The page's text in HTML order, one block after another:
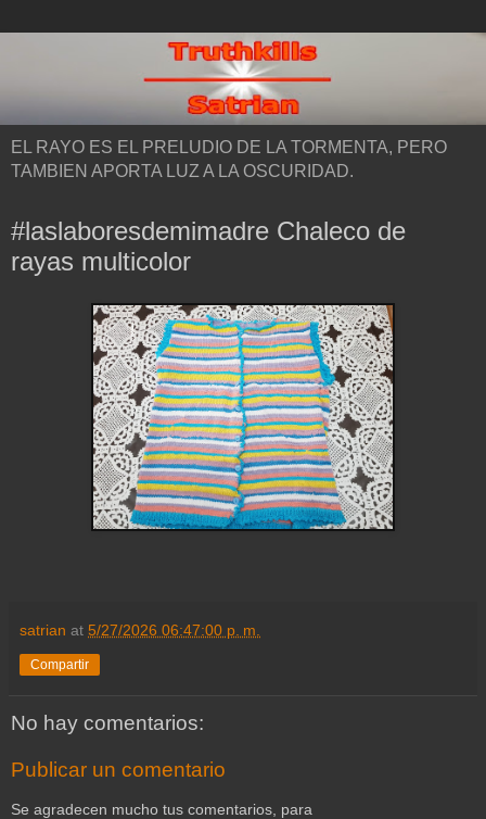
EL RAYO ES EL PRELUDIO DE LA TORMENTA, PERO
TAMBIEN APORTA LUZ A LA OSCURIDAD.
#laslaboresdemimadre Chaleco de
rayas multicolor
satrian at 5/27/2026 06:47:00 p. m.
Compartir
No hay comentarios:
Publicar un comentario
Se agradecen mucho tus comentarios, para